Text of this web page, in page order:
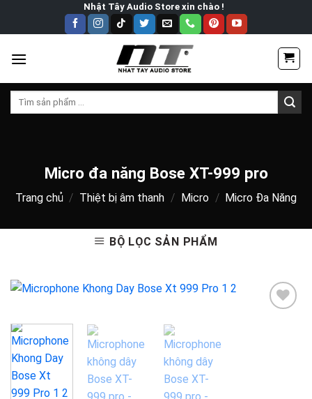
Nhật Tây Audio Store xin chào !
Tìm
Micro đa năng Bose XT-999 pro
Trang chủ / Thiệt bị âm thanh / Micro / Micro Đa Năng
BỘ LỌC SẢN PHẨM